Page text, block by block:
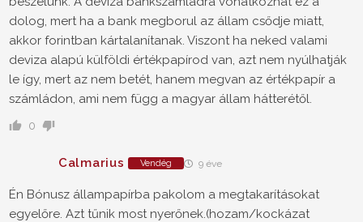
dolog, mert ha a bank megborul az állam csődje miatt,
akkor forintban kártalanítanak. Viszont ha neked valami
deviza alapú külföldi értékpapírod van, azt nem nyúlhatják
le így, mert az nem betét, hanem megvan az értékpapír a
számládon, ami nem függ a magyar állam hátterétől.
0
Calmarius Vendég 9 éve
Én Bónusz állampapírba pakolom a megtakarításokat
egyelőre. Azt tűnik most nyerőnek.(hozam/kockázat